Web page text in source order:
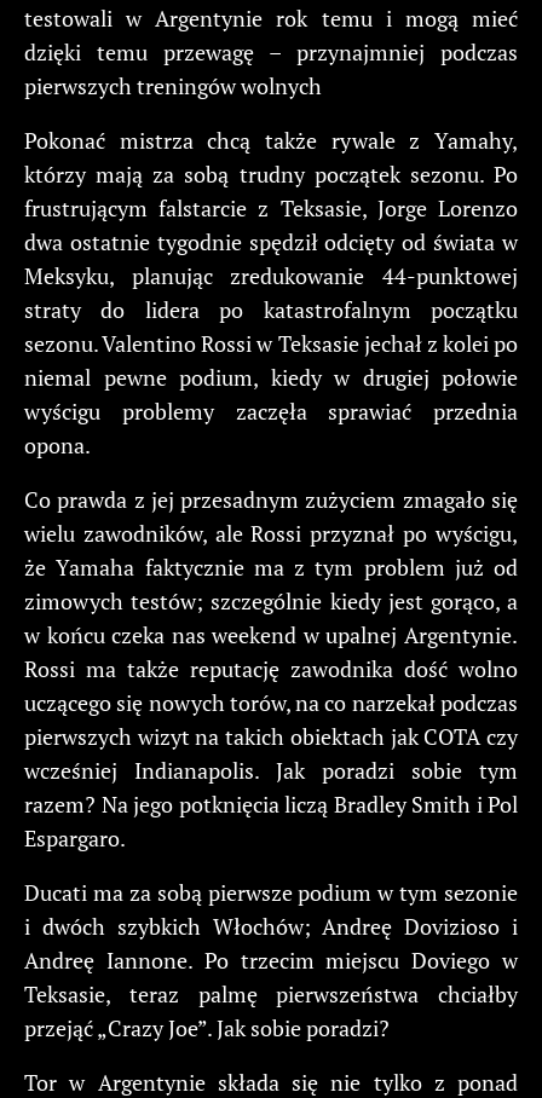
testowali w Argentynie rok temu i mogą mieć
dzięki temu przewagę – przynajmniej podczas
pierwszych treningów wolnych
Pokonać mistrza chcą także rywale z Yamahy,
którzy mają za sobą trudny początek sezonu. Po
frustrującym falstarcie z Teksasie, Jorge Lorenzo
dwa ostatnie tygodnie spędził odcięty od świata w
Meksyku, planując zredukowanie 44-punktowej
straty do lidera po katastrofalnym początku
sezonu. Valentino Rossi w Teksasie jechał z kolei po
niemal pewne podium, kiedy w drugiej połowie
wyścigu problemy zaczęła sprawiać przednia
opona.
Co prawda z jej przesadnym zużyciem zmagało się
wielu zawodników, ale Rossi przyznał po wyścigu,
że Yamaha faktycznie ma z tym problem już od
zimowych testów; szczególnie kiedy jest gorąco, a
w końcu czeka nas weekend w upalnej Argentynie.
Rossi ma także reputację zawodnika dość wolno
uczącego się nowych torów, na co narzekał podczas
pierwszych wizyt na takich obiektach jak COTA czy
wcześniej Indianapolis. Jak poradzi sobie tym
razem? Na jego potknięcia liczą Bradley Smith i Pol
Espargaro.
Ducati ma za sobą pierwsze podium w tym sezonie
i dwóch szybkich Włochów; Andreę Dovizioso i
Andreę Iannone. Po trzecim miejscu Doviego w
Teksasie, teraz palmę pierwszeństwa chciałby
przejąć „Crazy Joe”. Jak sobie poradzi?
Tor w Argentynie składa się nie tylko z ponad